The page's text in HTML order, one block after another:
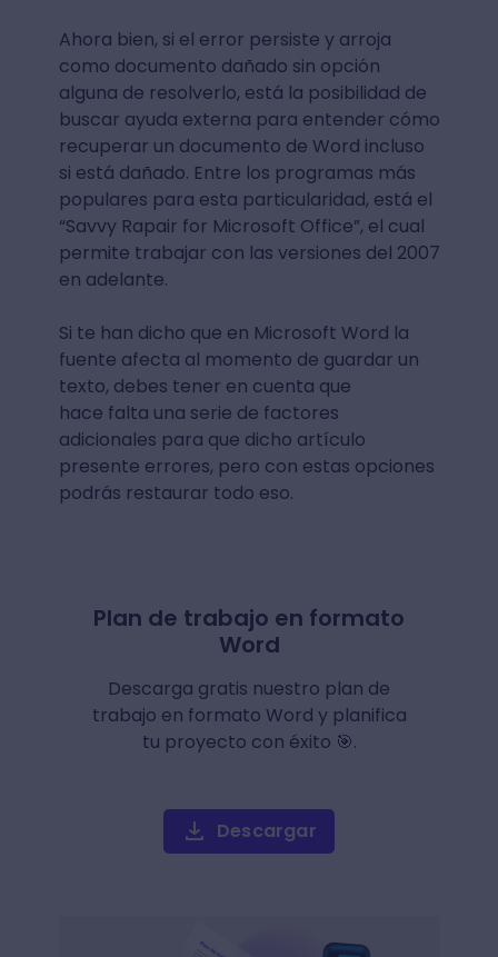
Ahora bien, si el error persiste y arroja
como documento dañado sin opción
alguna de resolverlo, está la posibilidad de
buscar ayuda externa para entender cómo
recuperar un documento de Word incluso
si está dañado. Entre los programas más
populares para esta particularidad, está el
“Savvy Rapair for Microsoft Office”, el cual
permite trabajar con las versiones del 2007
en adelante.
Si te han dicho que en Microsoft Word la
fuente afecta al momento de guardar un
texto, debes tener en cuenta que
hace falta una serie de factores
adicionales para que dicho artículo
presente errores, pero con estas opciones
podrás restaurar todo eso.
Plan de trabajo en formato
Word
Descarga gratis nuestro plan de
trabajo en formato Word y planifica
tu proyecto con éxito 🎯.
Descargar